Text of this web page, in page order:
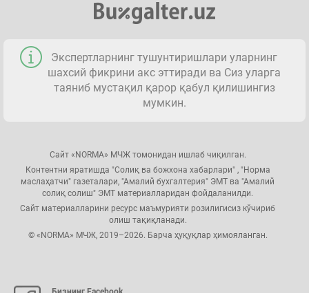
Экспертларнинг тушунтиришлари уларнинг
шахсий фикрини акс эттиради ва Сиз уларга
таяниб мустақил қарор қабул қилишингиз
мумкин.
Сайт «NORMA» МЧЖ томонидан ишлаб чиқилган.
Контентни яратишда "Солиқ ва божхона хабарлари" , "Норма
маслаҳатчи" газеталари, "Амалий бухгалтерия" ЭМТ ва "Амалий
солиқ солиш" ЭМТ материалларидан фойдаланилди.
Сайт материалларини ресурс маъмурияти розилигисиз кўчириб
олиш тақиқланади.
© «NORMA» МЧЖ, 2019–2026. Барча ҳуқуқлар ҳимояланган.